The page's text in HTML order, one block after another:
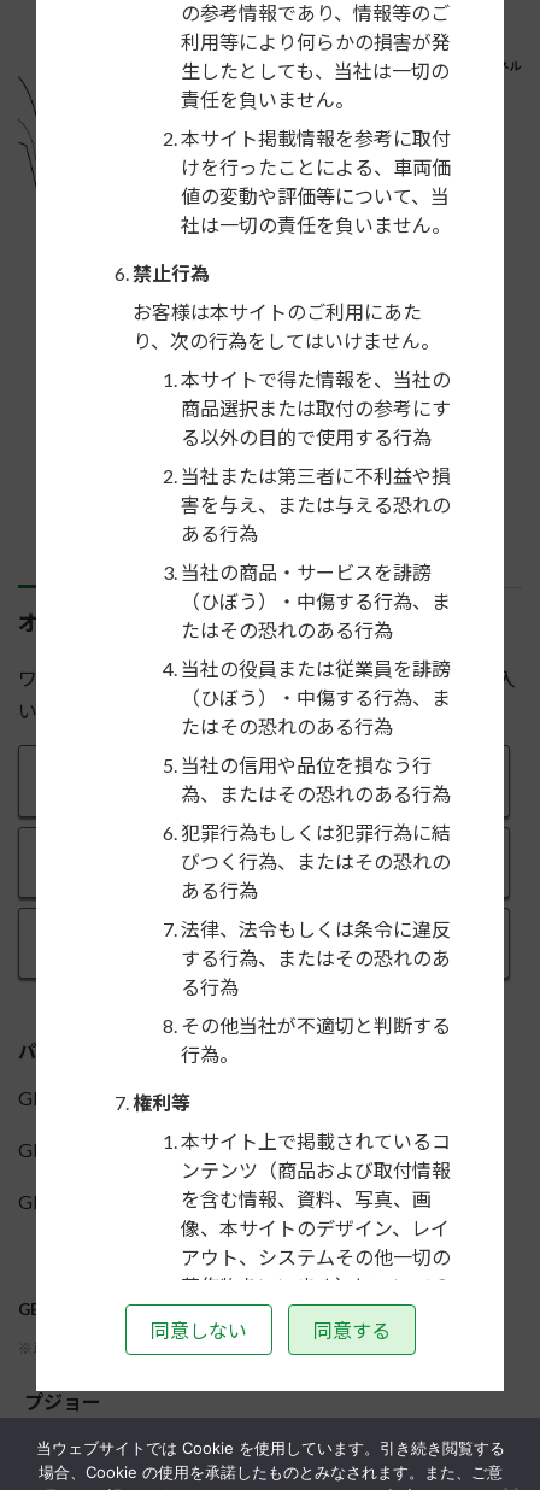
オンラインで購入
ワントップオンラインショップより[GE-PE203R]がご購入
いただけます
楽天市場で購入
Yahoo!ショッピングで購入
Amazonで購入
パネルの違い
GE-PE203 : パネル（ブラック）
GE-PE203K : パネル（メタリックブラック）
GE-PE203R : パネル（シルバー）
GE-PE203Rの適合車種
※車種名をクリックし、必ず注意事項をご確認ください
プジョー
308
の参考情報であり、情報等のご
利用等により何らかの損害が発
生したとしても、当社は一切の
責任を負いません。
本サイト掲載情報を参考に取付
けを行ったことによる、車両価
値の変動や評価等について、当
社は一切の責任を負いません。
禁止行為
お客様は本サイトのご利用にあた
り、次の行為をしてはいけません。
本サイトで得た情報を、当社の
商品選択または取付の参考にす
る以外の目的で使用する行為
当社または第三者に不利益や損
害を与え、または与える恐れの
ある行為
当社の商品・サービスを誹謗
（ひぼう）・中傷する行為、ま
たはその恐れのある行為
当社の役員または従業員を誹謗
（ひぼう）・中傷する行為、ま
たはその恐れのある行為
当社の信用や品位を損なう行
為、またはその恐れのある行為
犯罪行為もしくは犯罪行為に結
びつく行為、またはその恐れの
ある行為
法律、法令もしくは条令に違反
する行為、またはその恐れのあ
る行為
その他当社が不適切と判断する
行為。
権利等
本サイト上で掲載されているコ
ンテンツ（商品および取付情報
を含む情報、資料、写真、画
像、本サイトのデザイン、レイ
アウト、システムその他一切の
著作物をいいます）についての
著作権は、当社または原著作者
その他の権利者に帰属します。
を当社、原著作者またはその他
同意しない 同意する
当ウェブサイトでは Cookie を使用しています。引き続き閲覧する
場合、Cookie の使用を承諾したものとみなされます。また、ご意